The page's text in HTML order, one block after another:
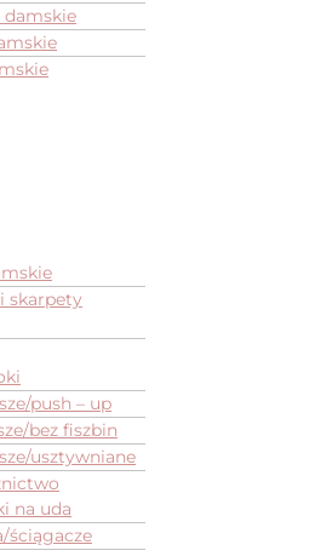
damskie
skarpety
push – up
bez fiszbin
usztywniane
na uda
ściągacze